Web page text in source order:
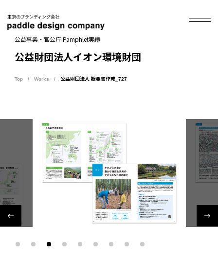
東京のブランディング会社
公益事業・官公庁 Pamphlet実績
公益財団法人イオン環境財団
Top Works 公益財団法人 概要書作成_727